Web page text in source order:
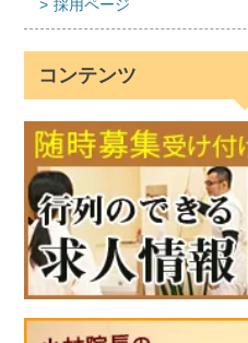
採用ページ
コンテンツ